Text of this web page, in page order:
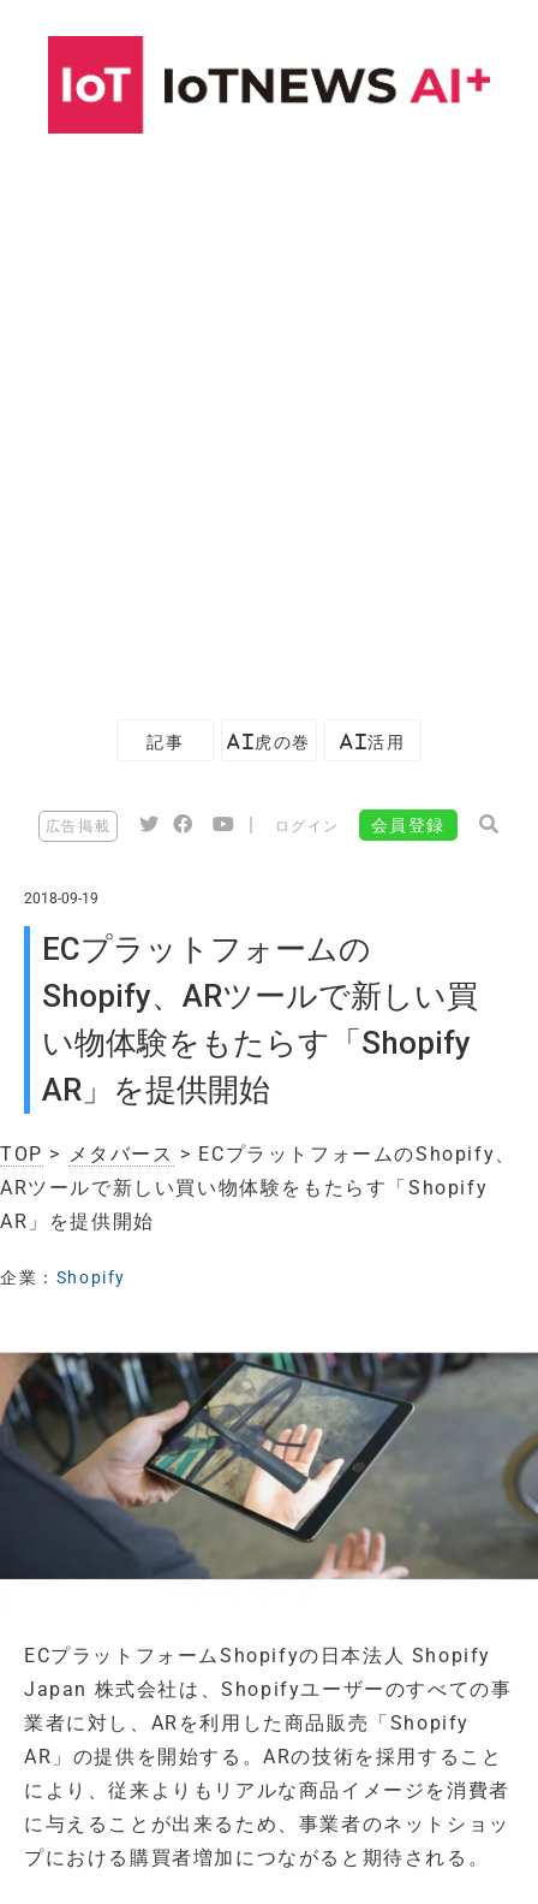
記事 AI虎の巻 AI活用
広告掲載 ログイン 会員登録
2018-09-19
ECプラットフォームの
Shopify、ARツールで新しい買
い物体験をもたらす「Shopify
AR」を提供開始
TOP > メタバース > ECプラットフォームのShopify、
ARツールで新しい買い物体験をもたらす「Shopify
AR」を提供開始
企業： Shopify
ECプラットフォームShopifyの日本法人 Shopify
Japan 株式会社は、Shopifyユーザーのすべての事
業者に対し、ARを利用した商品販売「Shopify
AR」の提供を開始する。ARの技術を採用すること
により、従来よりもリアルな商品イメージを消費者
に与えることが出来るため、事業者のネットショッ
プにおける購買者増加につながると期待される。